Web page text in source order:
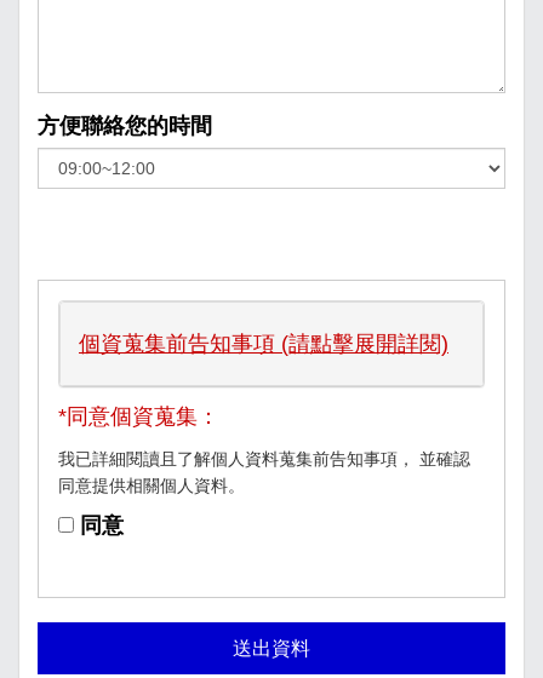
方便聯絡您的時間
個資蒐集前告知事項 (請點擊展開詳閱)
*同意個資蒐集：
我已詳細閱讀且了解個人資料蒐集前告知事項， 並確認
同意提供相關個人資料。
同意
送出資料